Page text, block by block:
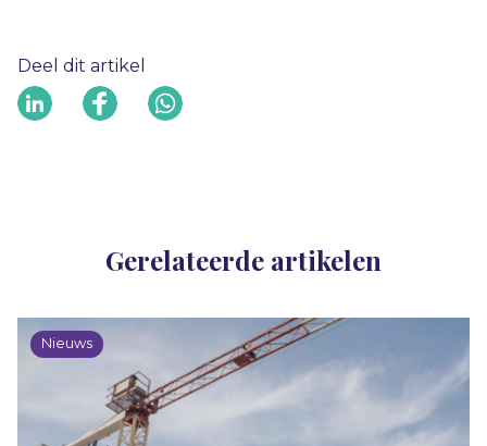
Deel dit artikel
Gerelateerde artikelen
Nieuws